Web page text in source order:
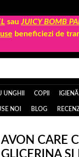
sau JUICY BOMB
beneficiezi de
UNGHII COPII
NOI BLOG
AVON CARE
GLICERINA